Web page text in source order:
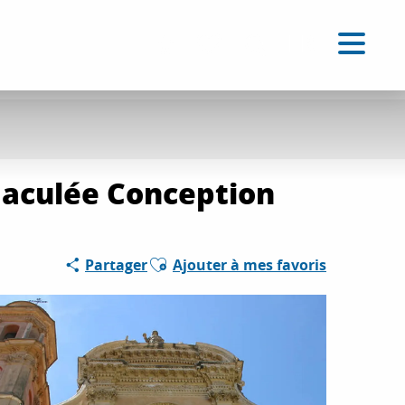
Conception
PartagerAjouter aux favoris
Ajouter à mes favoris